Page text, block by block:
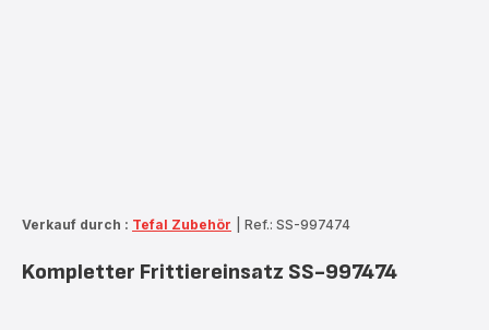
Verkauf durch : Tefal Zubehör Ref.: SS-997474
Kompletter Frittiereinsatz SS-997474